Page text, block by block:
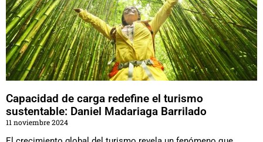
Capacidad de carga redefine el turismo
sustentable: Daniel Madariaga Barrilado
11 noviembre 2024